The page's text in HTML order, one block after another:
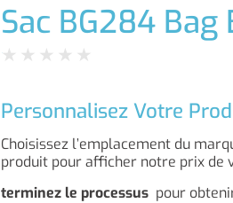
Sac BG284 Bag
★ ★ ★ ★ ★
Personnalisez Votre
Choisissez l’emplacement du
produit pour afficher notre prix de
terminez le processus pour